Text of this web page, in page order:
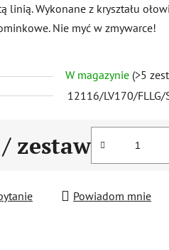
linią. Wykonane z kryształu
Nie myć w zmywarce!
W magazynie (>5
12116/LV170/FLLG/
/ zestaw
Powiadom mnie